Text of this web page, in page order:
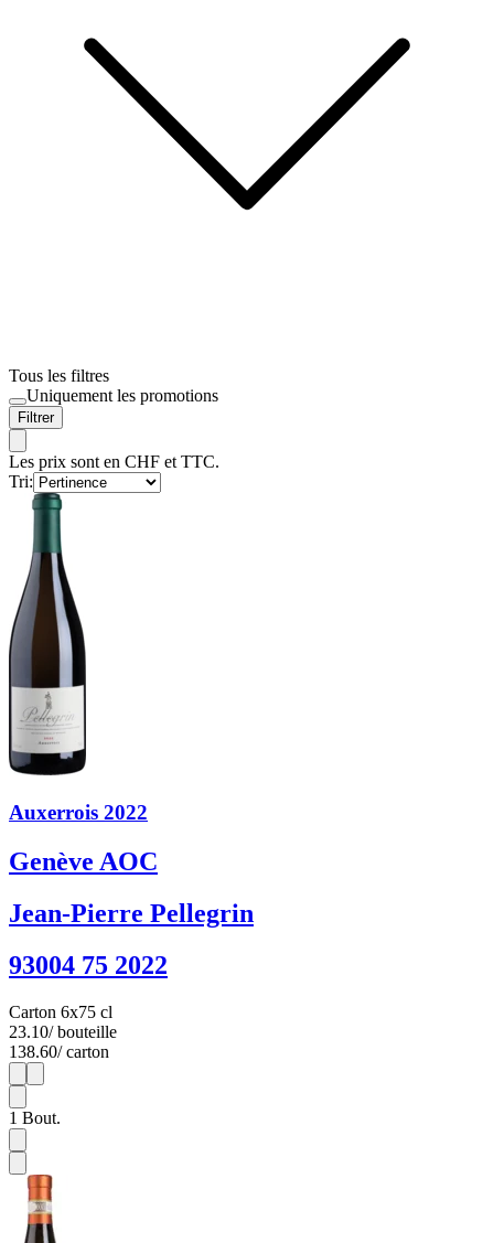
Tous les filtres
Uniquement les promotions
Filtrer
Les prix sont en CHF et TTC.
Tri:
Auxerrois 2022
Genève AOC
Jean-Pierre Pellegrin
93004 75 2022
Carton 6x75 cl
23.10/ bouteille
138.60/ carton
1
1 Bout.